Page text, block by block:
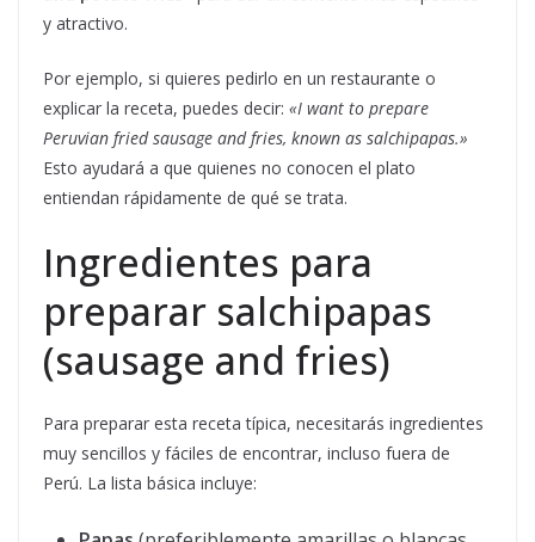
y atractivo.
Por ejemplo, si quieres pedirlo en un restaurante o
explicar la receta, puedes decir: «I want to prepare
Peruvian fried sausage and fries, known as salchipapas.»
Esto ayudará a que quienes no conocen el plato
entiendan rápidamente de qué se trata.
Ingredientes para
preparar salchipapas
(sausage and fries)
Para preparar esta receta típica, necesitarás ingredientes
muy sencillos y fáciles de encontrar, incluso fuera de
Perú. La lista básica incluye: